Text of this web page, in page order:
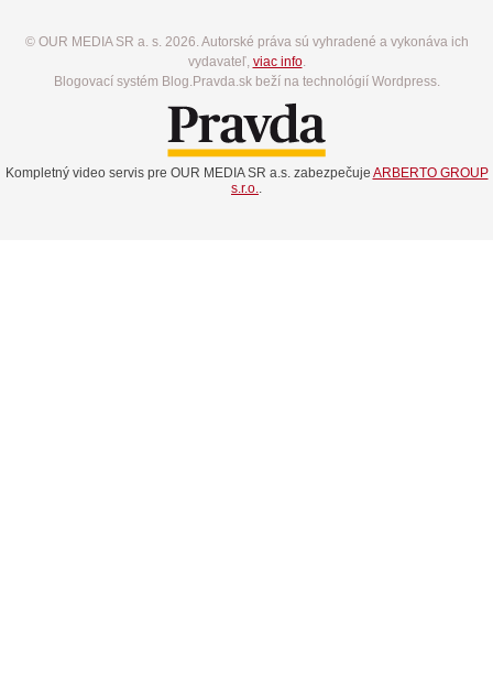
© OUR MEDIA SR a. s. 2026. Autorské práva sú vyhradené a vykonáva ich
vydavateľ, viac info.
Blogovací systém Blog.Pravda.sk beží na technológií Wordpress.
Kompletný video servis pre OUR MEDIA SR a.s. zabezpečuje ARBERTO GROUP
s.r.o.